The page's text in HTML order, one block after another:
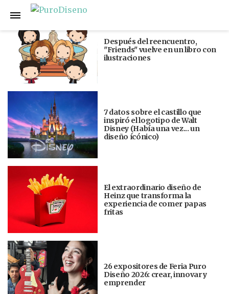
Anterior
Después del reencuentro,
"Friends" vuelve en un libro con
ilustraciones
7 datos sobre el castillo que
inspiró el logotipo de Walt
Disney (Había una vez... un
diseño ícónico)
El extraordinario diseño de
Heinz que transforma la
experiencia de comer papas
fritas
26 expositores de Feria Puro
Diseño 2026: crear, innovar y
emprender
Siguiente